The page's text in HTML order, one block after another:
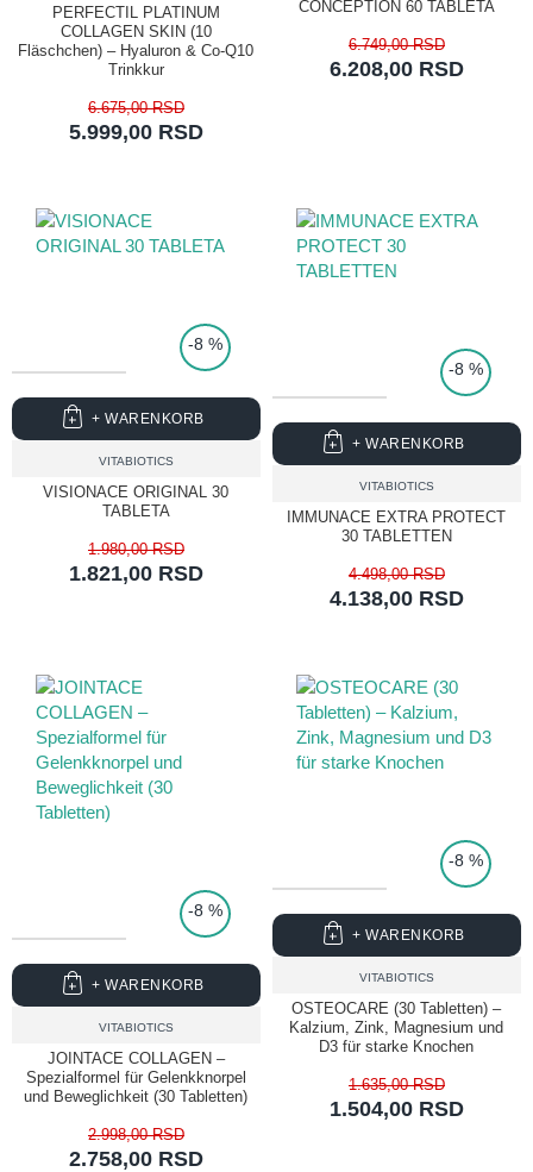
PERFECTIL PLATINUM
COLLAGEN SKIN (10
Fläschchen) – Hyaluron & Co-Q10
Trinkkur
5.999,00 RSD
6.675,00 RSD
CONCEPTION 60 TABLETA
6.208,00 RSD
6.749,00 RSD
-8 %
VITABIOTICS
VISIONACE ORIGINAL 30
TABLETA
1.821,00 RSD
1.980,00 RSD
+ WARENKORB
TOP PRICE -8 %
VITABIOTICS
IMMUNACE EXTRA PROTECT
30 TABLETTEN
4.138,00 RSD
4.498,00 RSD
+ WARENKORB
-8 %
VITABIOTICS
JOINTACE COLLAGEN –
Spezialformel für Gelenkknorpel
und Beweglichkeit (30 Tabletten)
2.758,00 RSD
2.998,00 RSD
+ WARENKORB
-8 %
VITABIOTICS
OSTEOCARE (30 Tabletten) –
Kalzium, Zink, Magnesium und
D3 für starke Knochen
1.504,00 RSD
1.635,00 RSD
+ WARENKORB